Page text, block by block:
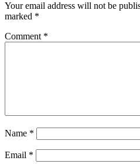
Your email address will not be
marked *
Comment *
Name *
Email *